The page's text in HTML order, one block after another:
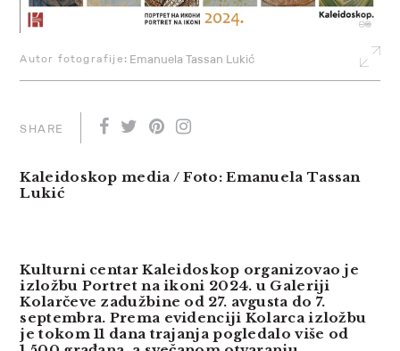
Emanuela Tassan Lukić
Autor fotografije:
SHARE
Kaleidoskop media / Foto: Emanuela Tassan
Lukić
Kulturni centar Kaleidoskop organizovao je
izložbu Portret na ikoni 2024. u Galeriji
Kolarčeve zadužbine od 27. avgusta do 7.
septembra. Prema evidenciji Kolarca izložbu
je tokom 11 dana trajanja pogledalo više od